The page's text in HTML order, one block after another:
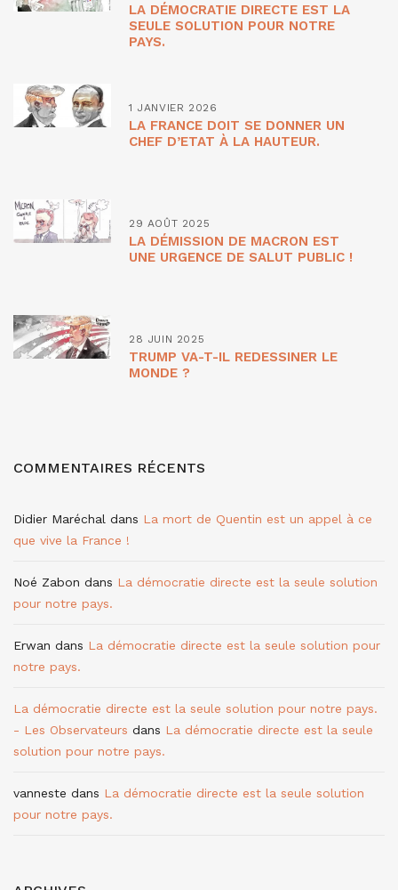
LA DÉMOCRATIE DIRECTE EST LA
SEULE SOLUTION POUR NOTRE
PAYS.
1 JANVIER 2026
LA FRANCE DOIT SE DONNER UN
CHEF D’ETAT À LA HAUTEUR.
29 AOÛT 2025
LA DÉMISSION DE MACRON EST
UNE URGENCE DE SALUT PUBLIC !
28 JUIN 2025
TRUMP VA-T-IL REDESSINER LE
MONDE ?
COMMENTAIRES RÉCENTS
Didier Maréchal dans La mort de Quentin est un appel à ce
que vive la France !
Noé Zabon dans La démocratie directe est la seule solution
pour notre pays.
Erwan dans La démocratie directe est la seule solution pour
notre pays.
La démocratie directe est la seule solution pour notre pays.
- Les Observateurs dans La démocratie directe est la seule
solution pour notre pays.
vanneste dans La démocratie directe est la seule solution
pour notre pays.